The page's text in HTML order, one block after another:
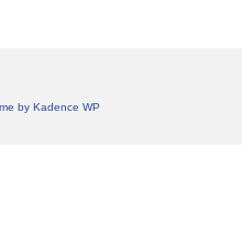
by Kadence WP